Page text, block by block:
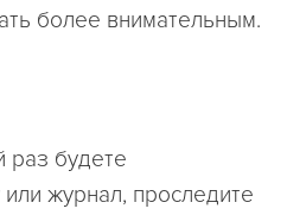
более внимательным.
раз будете
или журнал, проследите